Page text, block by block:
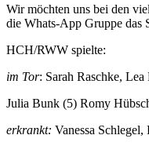
Wir möchten uns bei den
die Whats-App Gruppe das
HCH/RWW spielte:
im Tor: Sarah Raschke,
Julia Bunk (5) Romy
erkrankt: Vanessa